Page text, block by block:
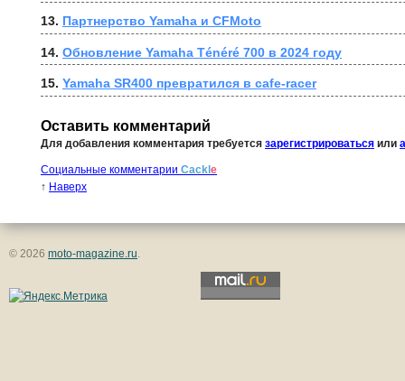
13. Партнерство Yamaha и CFMoto
14. Обновление Yamaha Ténéré 700 в 2024 году
15. Yamaha SR400 превратился в cafe-racer
Оставить комментарий
Для добавления комментария требуется зарегистрироваться или
Социальные комментарии Cackl e
↑ Наверх
© 2026 moto-magazine.ru.